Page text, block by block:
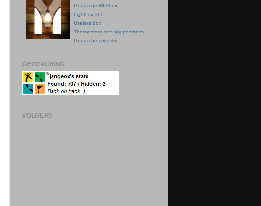
Geocache MP3box
Lightbox 360
Useless box
Thermostaat met stappenmotor
Geocache codeslot
GEOCACHING
VOLGERS